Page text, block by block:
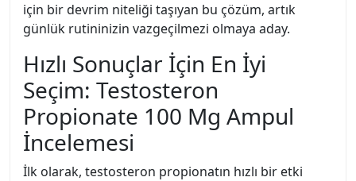
için bir devrim niteliği taşıyan bu çözüm, artık
günlük rutininizin vazgeçilmezi olmaya aday.
Hızlı Sonuçlar İçin En İyi
Seçim: Testosteron
Propionate 100 Mg Ampul
İncelemesi
İlk olarak, testosteron propionatın hızlı bir etki